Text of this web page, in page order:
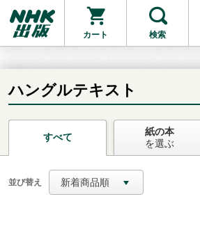
カート 検索
お支払いに進む
他にも商品を買う
ハングルテキスト
すべて
紙の本
を選ぶ
並び替え 新着商品順